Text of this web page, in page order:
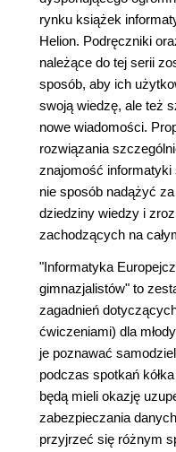
rynku książek
Helion. Podręczniki
należące do tej serii
sposób, aby ich
swoją wiedzę, ale też
nowe wiadomości.
rozwiązania
znajomość
nie sposób nadążyć
dziedziny wiedzy i
zachodzących na
"Informatyka
gimnazjalistów" to
zagadnień
ćwiczeniami) dla
je poznawać
podczas spotkań
będą mieli okazję
zabezpieczania
przyjrzeć się różnym